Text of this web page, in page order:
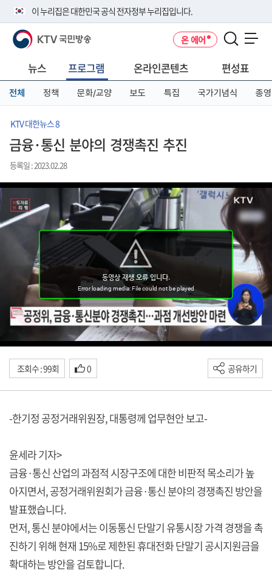
이 누리집은 대한민국 공식 전자정부 누리집입니다.
공식 누리집 주소 확인하기
니다.
이밖에 or.kr 또는 .kr등 다른 도메인 주소를 사용하고 있다면 아래 URL에
서 도메인 주소를 확인해 보세요
KTV 국민방송 온 에어
뉴스 프로그램 온라인콘텐츠 편성표
전체 정책 문화/교양 보도 특집 국가기념식 종영
KTV 대한뉴스 8
금융·통신 분야의 경쟁촉진 추진
등록일 : 2023.02.28
조회수 : 99회 0 공유하기
-한기정 공정거래위원장, 대통령께 업무현안 보고-
윤세라 기자>
금융·통신 산업의 과점적 시장구조에 대한 비판적 목소리가 높
아지면서, 공정거래위원회가 금융·통신 분야의 경쟁촉진 방안을
발표했습니다.
먼저, 통신 분야에서는 이동통신 단말기 유통시장 가격 경쟁을 촉
진하기 위해 현재 15%로 제한된 휴대전화 단말기 공시지원금을
확대하는 방안을 검토합니다.